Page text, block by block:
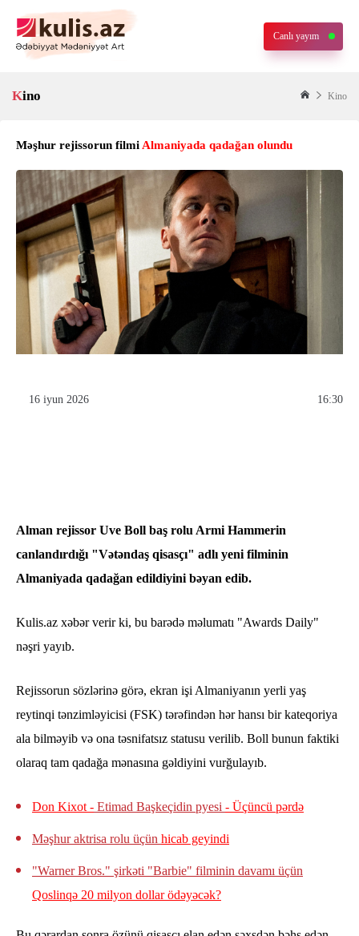
Canlı yayım
Kino Kino
Məşhur rejissorun filmi Almaniyada qadağan olundu
16 iyun 2026 16:30
Alman rejissor Uve Boll baş rolu Armi Hammerin
canlandırdığı "Vətəndaş qisasçı" adlı yeni filminin
Almaniyada qadağan edildiyini bəyan edib.
Kulis.az xəbər verir ki, bu barədə məlumatı "Awards Daily"
nəşri yayıb.
Rejissorun sözlərinə görə, ekran işi Almaniyanın yerli yaş
reytinqi tənzimləyicisi (FSK) tərəfindən hər hansı bir kateqoriya
ala bilməyib və ona təsnifatsız statusu verilib. Boll bunun faktiki
olaraq tam qadağa mənasına gəldiyini vurğulayıb.
Don Kixot - Etimad Başkeçidin pyesi - Üçüncü pərdə
Məşhur aktrisa rolu üçün hicab geyindi
"Warner Bros." şirkəti "Barbie" filminin davamı üçün
Qoslinqə 20 milyon dollar ödəyəcək?